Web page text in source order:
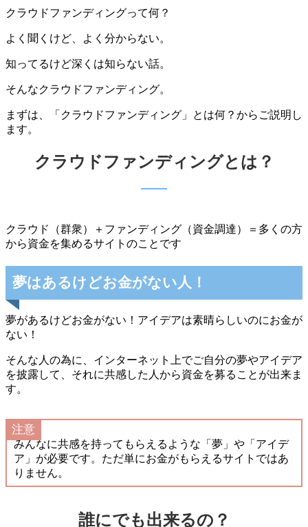
クラウドファンディングって何？
よく聞くけど、よく分からない。
知ってるけど深くは知らない話。
そんなクラウドファンディング。
まずは、「クラウドファンディング」とは何？からご説明し
ます。
クラウドファンディングとは？
クラウド（群衆）＋ファンディング（資金調達）＝多くの方
から資金を集めるサイトのことです
夢はあるけどお金がない人！
夢があるけどお金がない！アイデアは素晴らしいのにお金が
ない！
そんな人の為に、インターネット上でご自分の夢やアイデア
を披露して、それに共感した人から資金を募ることが出来ま
す。
注意
みんなに共感を持ってもらえるような「夢」や「アイデ
ア」が必要です。ただ単にお金がもらえるサイトではあ
りません。
誰にでも出来るの？